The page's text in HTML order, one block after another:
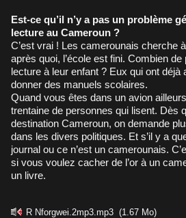
Est-ce qu’il n’y a pas un problème
lecture au Cameroun ?
C’est vrai ! Les camerounais cherche
après quoi, l’école est fini. Combien
lecture à leur enfant ? Eux qui ont déjà
donner des manuels scolaires.
Quand vous êtes dans un avion
trentaine de personnes qui lisent. Dès
destination Cameroun, on demande
dans les divers politiques. Et s’il y a
journal ou ce n’est un camerounais.
si vous voulez cacher de l’or à un
un livre.
R Nforgwei.2mp3.mp3 (1.67 Mo)